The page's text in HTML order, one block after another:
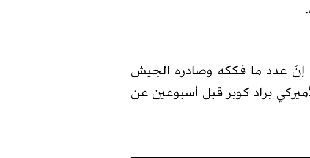
إنّ عدد ما فككه وصادره الجيش
براد كوبر قبل أسبوعين عن